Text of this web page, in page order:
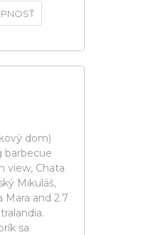
dom)
barbecue
view, Chata
Mikuláš,
and 2.7
sa